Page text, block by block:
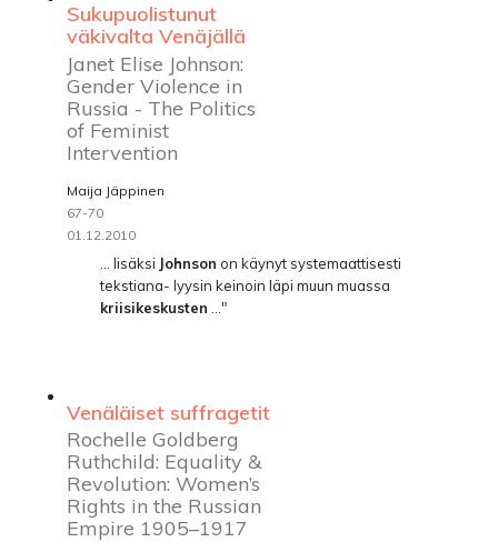
Sukupuolistunut
väkivalta Venäjällä
Janet Elise Johnson:
Gender Violence in
Russia - The Politics
of Feminist
Intervention
Maija Jäppinen
67-70
01.12.2010
... lisäksi Johnson on käynyt systemaattisesti
tekstiana- lyysin keinoin läpi muun muassa
kriisikeskusten ..."
Venäläiset suffragetit
Rochelle Goldberg
Ruthchild: Equality &
Revolution: Women’s
Rights in the Russian
Empire 1905–1917